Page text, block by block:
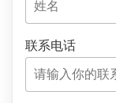
联系电话